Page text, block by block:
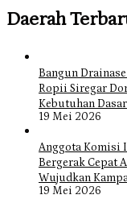
Daerah
Bangun
Ropii Siregar
Kebutuhan Dasar
19 Mei 2026
Anggota Komisi
Bergerak Cepat
Wujudkan
19 Mei 2026